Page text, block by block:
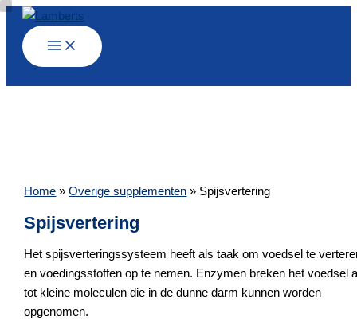
Ga
naar
Home »Overige supplementen » Spijsvertering
Spijsvertering
Het spijsverteringssysteem heeft als taak om voedsel te
en voedingsstoffen op te nemen. Enzymen breken het voedsel
tot kleine moleculen die in de dunne darm kunnen worden
opgenomen.